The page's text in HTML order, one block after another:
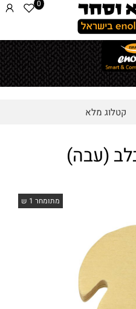
0
קטלוג מלא
מתומחר 1 ש